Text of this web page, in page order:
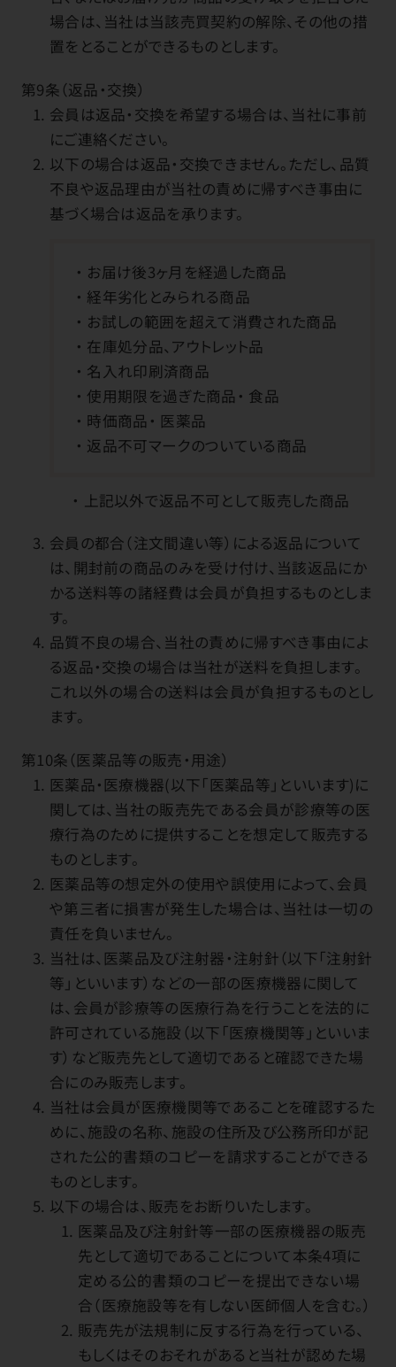
場合は、当社は当該売買契約の解除、その他の措
置をとることができるものとします。
第9条（返品・交換）
会員は返品・交換を希望する場合は、当社に事前
にご連絡ください。
以下の場合は返品・交換できません。ただし、品質
不良や返品理由が当社の責めに帰すべき事由に
基づく場合は返品を承ります。
お届け後3ヶ月を経過した商品
経年劣化とみられる商品
お試しの範囲を超えて消費された商品
在庫処分品、アウトレット品
名入れ印刷済商品
使用期限を過ぎた商品
食品
時価商品
医薬品
返品不可マークのついている商品
上記以外で返品不可として販売した商品
会員の都合（注文間違い等）による返品について
は、開封前の商品のみを受け付け、当該返品にか
かる送料等の諸経費は会員が負担するものとしま
す。
品質不良の場合、当社の責めに帰すべき事由によ
る返品・交換の場合は当社が送料を負担します。
これ以外の場合の送料は会員が負担するものとし
ます。
第10条（医薬品等の販売・用途）
医薬品・医療機器(以下「医薬品等」といいます)に
関しては、当社の販売先である会員が診療等の医
療行為のために提供することを想定して販売する
ものとします。
医薬品等の想定外の使用や誤使用によって、会員
や第三者に損害が発生した場合は、当社は一切の
責任を負いません。
当社は、医薬品及び注射器・注射針（以下「注射針
等」といいます）などの一部の医療機器に関して
は、会員が診療等の医療行為を行うことを法的に
許可されている施設（以下「医療機関等」といいま
す）など販売先として適切であると確認できた場
合にのみ販売します。
当社は会員が医療機関等であることを確認するた
めに、施設の名称、施設の住所及び公務所印が記
された公的書類のコピーを請求することができる
ものとします。
以下の場合は、販売をお断りいたします。
医薬品及び注射針等一部の医療機器の販売
先として適切であることについて本条4項に
定める公的書類のコピーを提出できない場
合（医療施設等を有しない医師個人を含む。）
販売先が法規制に反する行為を行っている、
もしくはそのおそれがあると当社が認めた場